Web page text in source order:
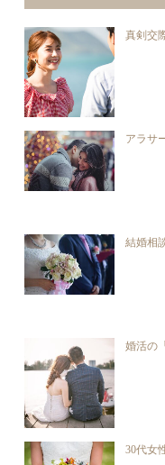
真剣交
アラサ
結婚相
婚活の
30代女